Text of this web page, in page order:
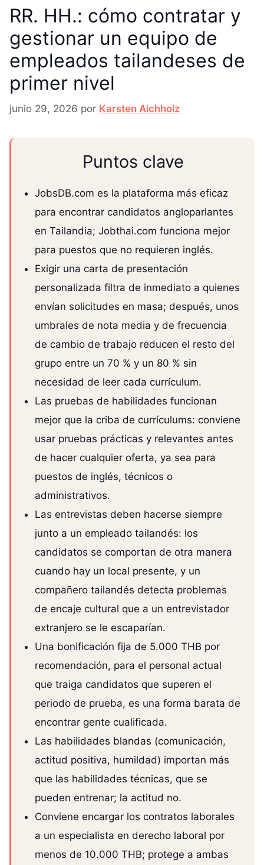
RR. HH.: cómo contratar y
gestionar un equipo de
empleados tailandeses de
primer nivel
junio 29, 2026 por Karsten Aichholz
Puntos clave
JobsDB.com es la plataforma más eficaz
para encontrar candidatos angloparlantes
en Tailandia; Jobthai.com funciona mejor
para puestos que no requieren inglés.
Exigir una carta de presentación
personalizada filtra de inmediato a quienes
envían solicitudes en masa; después, unos
umbrales de nota media y de frecuencia
de cambio de trabajo reducen el resto del
grupo entre un 70 % y un 80 % sin
necesidad de leer cada currículum.
Las pruebas de habilidades funcionan
mejor que la criba de currículums: conviene
usar pruebas prácticas y relevantes antes
de hacer cualquier oferta, ya sea para
puestos de inglés, técnicos o
administrativos.
Las entrevistas deben hacerse siempre
junto a un empleado tailandés: los
candidatos se comportan de otra manera
cuando hay un local presente, y un
compañero tailandés detecta problemas
de encaje cultural que a un entrevistador
extranjero se le escaparían.
Una bonificación fija de 5.000 THB por
recomendación, para el personal actual
que traiga candidatos que superen el
periodo de prueba, es una forma barata de
encontrar gente cualificada.
Las habilidades blandas (comunicación,
actitud positiva, humildad) importan más
que las habilidades técnicas, que se
pueden entrenar; la actitud no.
Conviene encargar los contratos laborales
a un especialista en derecho laboral por
menos de 10.000 THB; protege a ambas